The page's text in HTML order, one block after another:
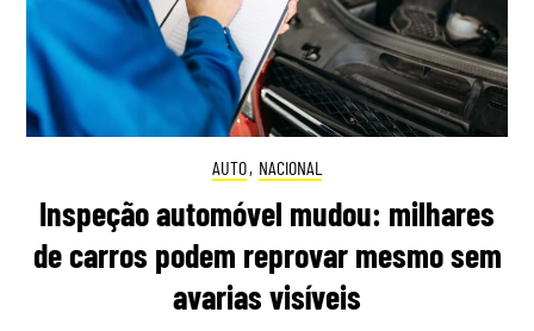
AUTO, NACIONAL
Inspeção automóvel mudou: milhares
de carros podem reprovar mesmo sem
avarias visíveis